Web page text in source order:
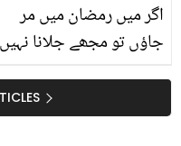
اگر میں رمضان میں مر
جاؤں تو مجھے جلانا نہیں
وصیت جو دوسروں کے
مثال بن گئی